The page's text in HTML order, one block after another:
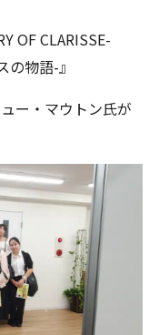
OF CLARISSE-
の物語-』
ー・マウトン氏が